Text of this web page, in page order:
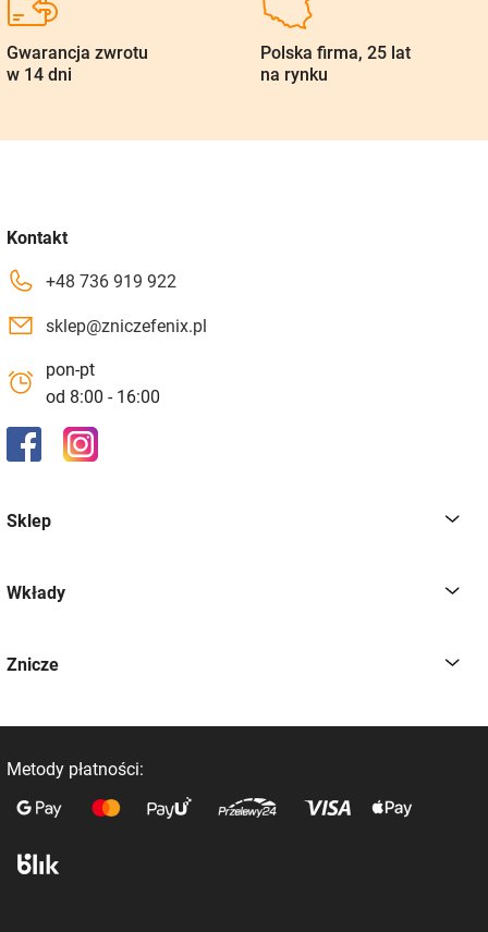
Gwarancja zwrotu
w 14 dni
Polska firma, 25 lat
na rynku
Kontakt
+48 736 919 922
sklep@zniczefenix.pl
pon-pt
od 8:00 - 16:00
Sklep
Wkłady
Znicze
Metody płatności: